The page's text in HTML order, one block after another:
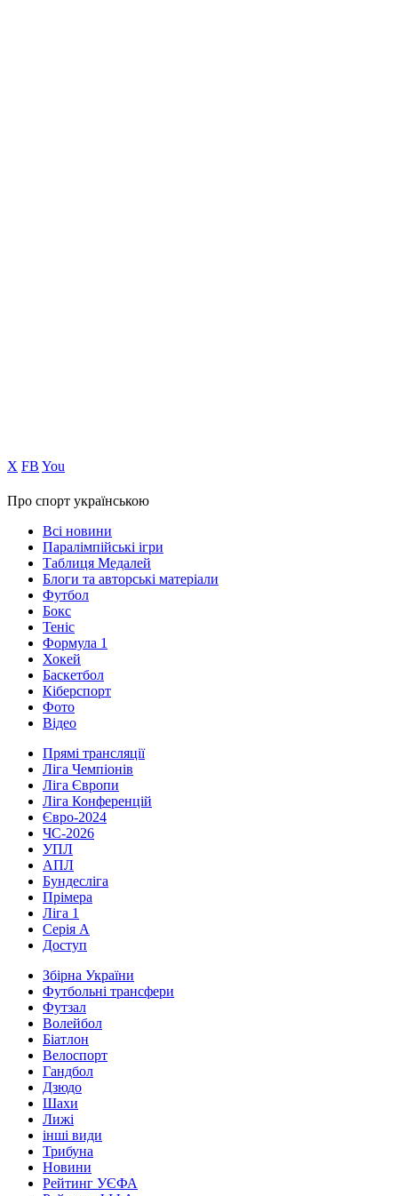
Х FB You
Про спорт українською
Всі новини
Паралімпійські ігри
Таблиця Медалей
Блоги та авторські матеріали
Футбол
Бокс
Теніс
Формула 1
Хокей
Баскетбол
Кіберспорт
Фото
Відео
Прямі трансляції
Ліга Чемпіонів
Ліга Європи
Ліга Конференцій
Євро-2024
ЧС-2026
УПЛ
АПЛ
Бундесліга
Прімера
Ліга 1
Серія А
Доступ
Збірна України
Футбольні трансфери
Футзал
Волейбол
Біатлон
Велоспорт
Гандбол
Дзюдо
Шахи
Лижі
інші види
Трибуна
Новини
Рейтинг УЄФА